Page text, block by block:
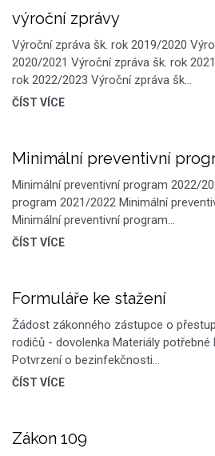
výroční zprávy
Výroční zpráva šk. rok 2019/2020
2020/2021 Výroční zpráva šk. rok
rok 2022/2023 Výroční zpráva šk…
ČÍST VÍCE
Minimální preventivní
Minimální preventivní program 2022/
program 2021/2022 Minimální
Minimální preventivní program…
ČÍST VÍCE
Formuláře ke stažení
Žádost zákonného zástupce o
rodičů - dovolenka Materiály potřebné
Potvrzení o bezinfekčnosti…
ČÍST VÍCE
Zákon 109